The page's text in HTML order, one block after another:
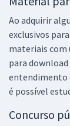
Ao adquirir
exclusivos
materiais com
para
entendimento
é possível
Concurso